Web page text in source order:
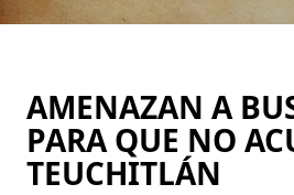
AMENAZAN A
PARA QUE NO
TEUCHITLÁN